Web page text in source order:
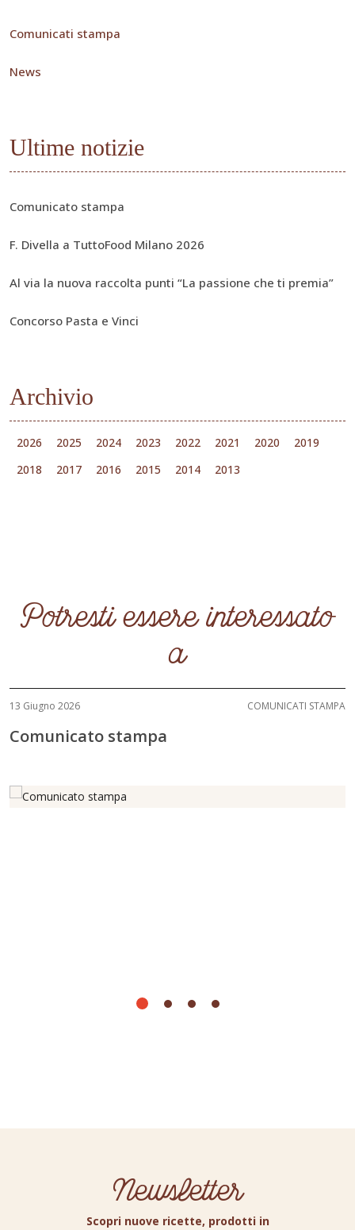
Comunicati stampa
News
Ultime notizie
Comunicato stampa
F. Divella a TuttoFood Milano 2026
Al via la nuova raccolta punti “La passione che ti premia”
Concorso Pasta e Vinci
Archivio
2026 2025 2024 2023 2022 2021 2020
2019
2018
2017 2016 2015 2014 2013
Potresti essere interessato
a
13 Giugno 2026 COMUNICATI STAMPA
Comunicato stampa
Newsletter
Scopri nuove ricette, prodotti in